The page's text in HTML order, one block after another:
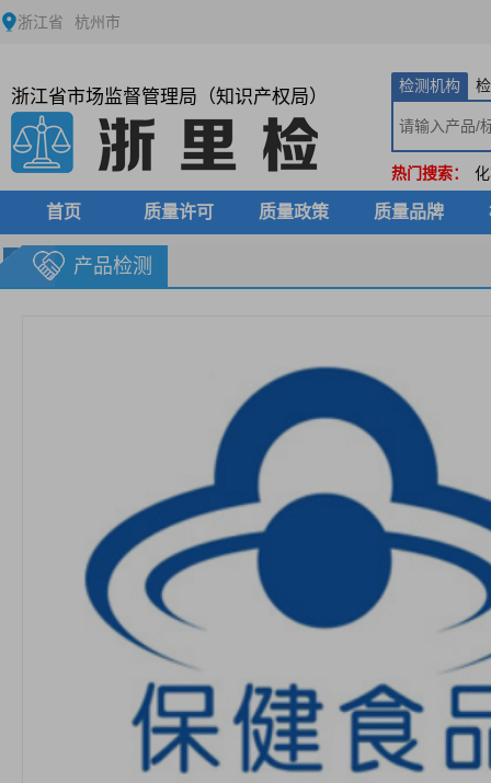
浙江省 杭州市
浙江省市场监督管理局（知识产权局）
检测机构
热门搜索：
首页 质量许可 质量政策 质量品牌
产品检测